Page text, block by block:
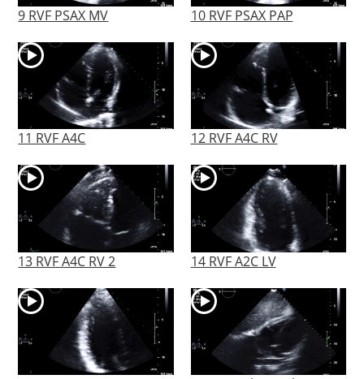
9 RVF PSAX MV 10 RVF PSAX PAP
11 RVF A4C 12 RVF A4C RV
13 RVF A4C RV 2 14 RVF A2C LV